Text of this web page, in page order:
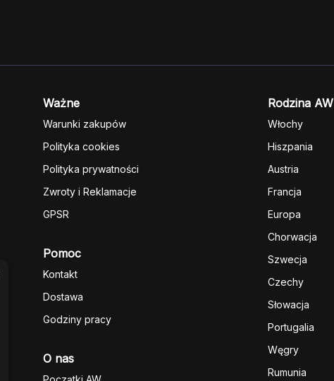
Ważne
Warunki zakupów
Polityka cookies
Polityka prywatności
Zwroty i Reklamacje
GPSR
Pomoc
Kontakt
Dostawa
Godziny pracy
O nas
Rodzina AW
Włochy
Hiszpania
Austria
Francja
Europa
Chorwacja
Szwecja
Czechy
Słowacja
Portugalia
Węgry
Rumunia